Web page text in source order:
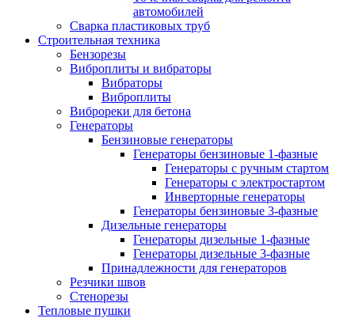
автомобилей
Сварка пластиковых труб
Строительная техника
Бензорезы
Виброплиты и вибраторы
Вибраторы
Виброплиты
Виброреки для бетона
Генераторы
Бензиновые генераторы
Генераторы бензиновые 1-фазные
Генераторы с ручным стартом
Генераторы с электростартом
Инверторные генераторы
Генераторы бензиновые 3-фазные
Дизельные генераторы
Генераторы дизельные 1-фазные
Генераторы дизельные 3-фазные
Принадлежности для генераторов
Резчики швов
Стенорезы
Тепловые пушки